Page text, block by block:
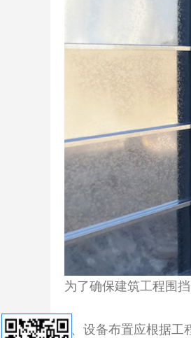
为了确保建筑工程围
1、设备布置应根据工